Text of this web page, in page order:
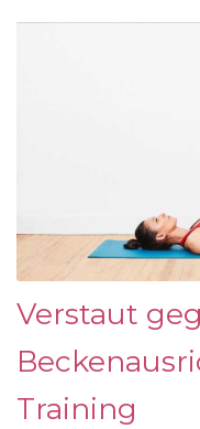
Verstaut
Training